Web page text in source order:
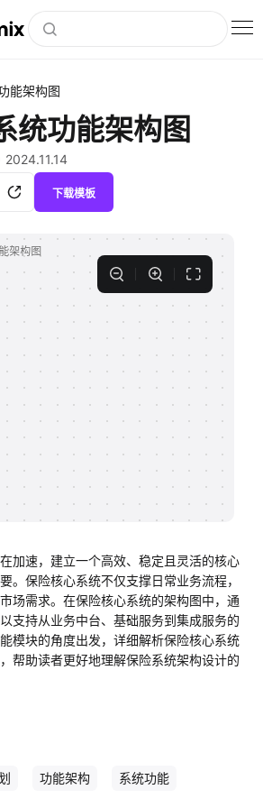
能架构图
统功能架构图
2024.11.14
下载模板
加速，建立一个高效、稳定且灵活的核心
。保险核心系统不仅支撑日常业务流程，
场需求。在保险核心系统的架构图中，通
支持从业务中台、基础服务到集成服务的
模块的角度出发，详细解析保险核心系统
帮助读者更好地理解保险系统架构设计的
功能架构 系统功能